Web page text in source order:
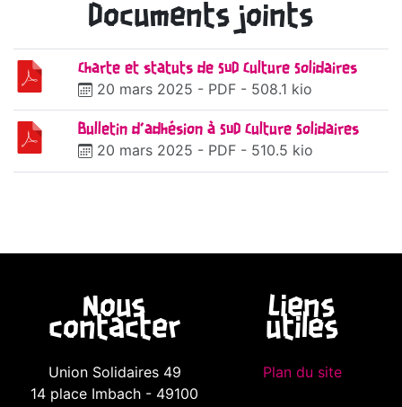
Documents joints
Charte et statuts de SUD Culture Solidaires
20 mars 2025 - PDF - 508.1 kio
Bulletin d’adhésion à SUD Culture Solidaires
20 mars 2025 - PDF - 510.5 kio
Nous
contacter
Union Solidaires 49
14 place Imbach - 49100
Liens
utiles
Plan du site